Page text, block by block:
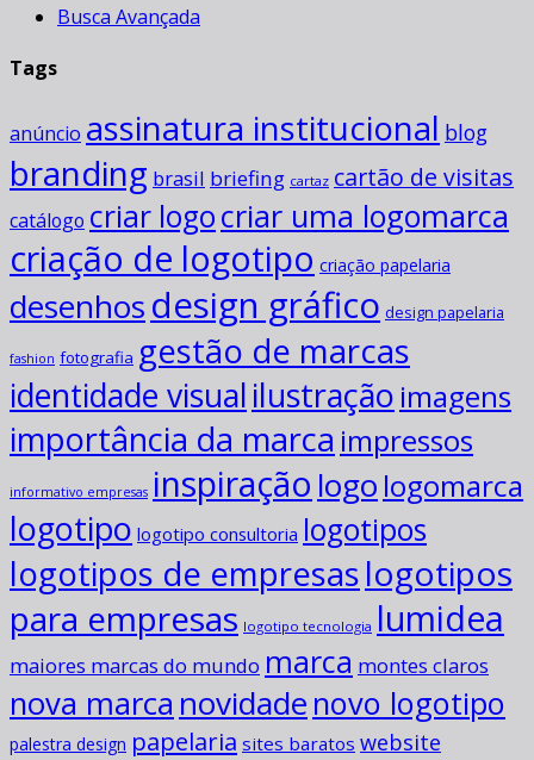
Busca Avançada
Tags
anúncio assinatura institucional blog
branding brasil briefing cartaz cartão de visitas
catálogo criar logocriar uma logomarca
criação de logotipo criação papelaria
desenhosdesign gráfico design papelaria
fashion fotografia gestão de marcas
identidade visualilustração imagens
importância da marca impressos
informativo empresas inspiração logo logomarca
logotipo logotipo consultoria logotipos
logotipos de empresaslogotipos
para empresas logotipo tecnologia lumidea
maiores marcas do mundo marca montes claros
nova marca novidade novo logotipo
palestra design papelaria sites baratos website